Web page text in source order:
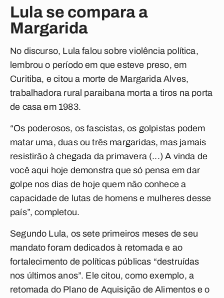
Lula se compara a
Margarida
No discurso, Lula falou sobre violência política,
lembrou o período em que esteve preso, em
Curitiba, e citou a morte de Margarida Alves,
trabalhadora rural paraibana morta a tiros na porta
de casa em 1983.
“Os poderosos, os fascistas, os golpistas podem
matar uma, duas ou três margaridas, mas jamais
resistirão à chegada da primavera (...) A vinda de
você aqui hoje demonstra que só pensa em dar
golpe nos dias de hoje quem não conhece a
capacidade de lutas de homens e mulheres desse
país”, completou.
Segundo Lula, os sete primeiros meses de seu
mandato foram dedicados à retomada e ao
fortalecimento de políticas públicas “destruídas
nos últimos anos”. Ele citou, como exemplo, a
retomada do Plano de Aquisição de Alimentos e o